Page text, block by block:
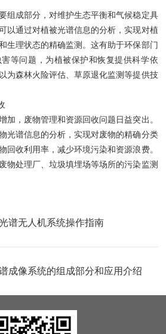
成部分，对维护生态平衡和气候稳定具
以通过对植被光谱信息的分析，实现对植
生理状态的精确监测。这有助于环保部门
等问题，为植被保护和恢复提供科学依
为森林火险评估、草原退化监测等提供技
，废物管理和资源回收问题日益突出。
光谱信息的分析，实现对废物的精确分类
回收利用率，减少环境污染和资源浪费。
物处理厂、垃圾填埋场等场所的污染监测
谱无人机系统操作指南
成像系统的组成部分和应用介绍